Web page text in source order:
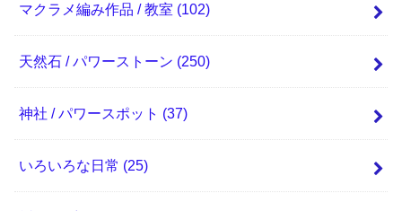
マクラメ編み作品 / 教室 (102)
天然石 / パワーストーン (250)
神社 / パワースポット (37)
いろいろな日常 (25)